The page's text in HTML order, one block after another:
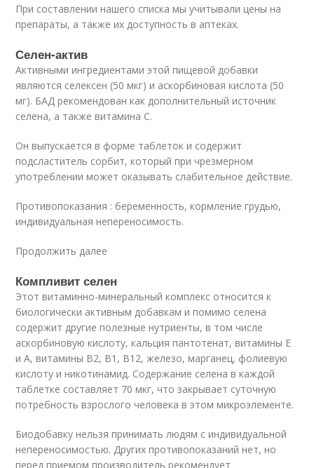
При составлении нашего списка мы учитывали цены на
препараты, а также их доступность в аптеках.
Селен-актив
Активными ингредиентами этой пищевой добавки
являются селексен (50 мкг) и аскорбиновая кислота (50
мг). БАД рекомендован как дополнительный источник
селена, а также витамина С.
Он выпускается в форме таблеток и содержит
подсластитель сорбит, который при чрезмерном
употреблении может оказывать слабительное действие.
Противопоказания : беременность, кормление грудью,
индивидуальная непереносимость.
Продолжить далее
Компливит селен
Этот витаминно-минеральный комплекс относится к
биологически активным добавкам и помимо селена
содержит другие полезные нутриенты, в том числе
аскорбиновую кислоту, кальция пантотенат, витамины Е
и А, витамины В2, В1, В12, железо, марганец, фолиевую
кислоту и никотинамид. Содержание селена в каждой
таблетке составляет 70 мкг, что закрывает суточную
потребность взрослого человека в этом микроэлементе.
Биодобавку нельзя принимать людям с индивидуальной
непереносимостью. Других противопоказаний нет, но
перед приемом производитель рекомендует